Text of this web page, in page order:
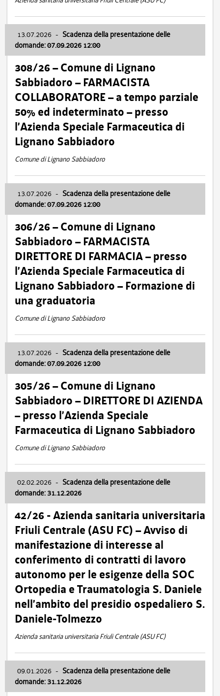
13.07.2026 - Scadenza della presentazione delle
domande: 07.09.2026 12:00
308/26 – Comune di Lignano
Sabbiadoro – FARMACISTA
COLLABORATORE – a tempo parziale
50% ed indeterminato – presso
l’Azienda Speciale Farmaceutica di
Lignano Sabbiadoro
Comune di Lignano Sabbiadoro
13.07.2026 - Scadenza della presentazione delle
domande: 07.09.2026 12:00
306/26 – Comune di Lignano
Sabbiadoro – FARMACISTA
DIRETTORE DI FARMACIA – presso
l’Azienda Speciale Farmaceutica di
Lignano Sabbiadoro – Formazione di
una graduatoria
Comune di Lignano Sabbiadoro
13.07.2026 - Scadenza della presentazione delle
domande: 07.09.2026 12:00
305/26 – Comune di Lignano
Sabbiadoro – DIRETTORE DI AZIENDA
– presso l’Azienda Speciale
Farmaceutica di Lignano Sabbiadoro
Comune di Lignano Sabbiadoro
02.02.2026 - Scadenza della presentazione delle
domande: 31.12.2026
42/26 - Azienda sanitaria universitaria
Friuli Centrale (ASU FC) – Avviso di
manifestazione di interesse al
conferimento di contratti di lavoro
autonomo per le esigenze della SOC
Ortopedia e Traumatologia S. Daniele
nell’ambito del presidio ospedaliero S.
Daniele-Tolmezzo
Azienda sanitaria universitaria Friuli Centrale (ASU FC)
09.01.2026 - Scadenza della presentazione delle
domande: 31.12.2026